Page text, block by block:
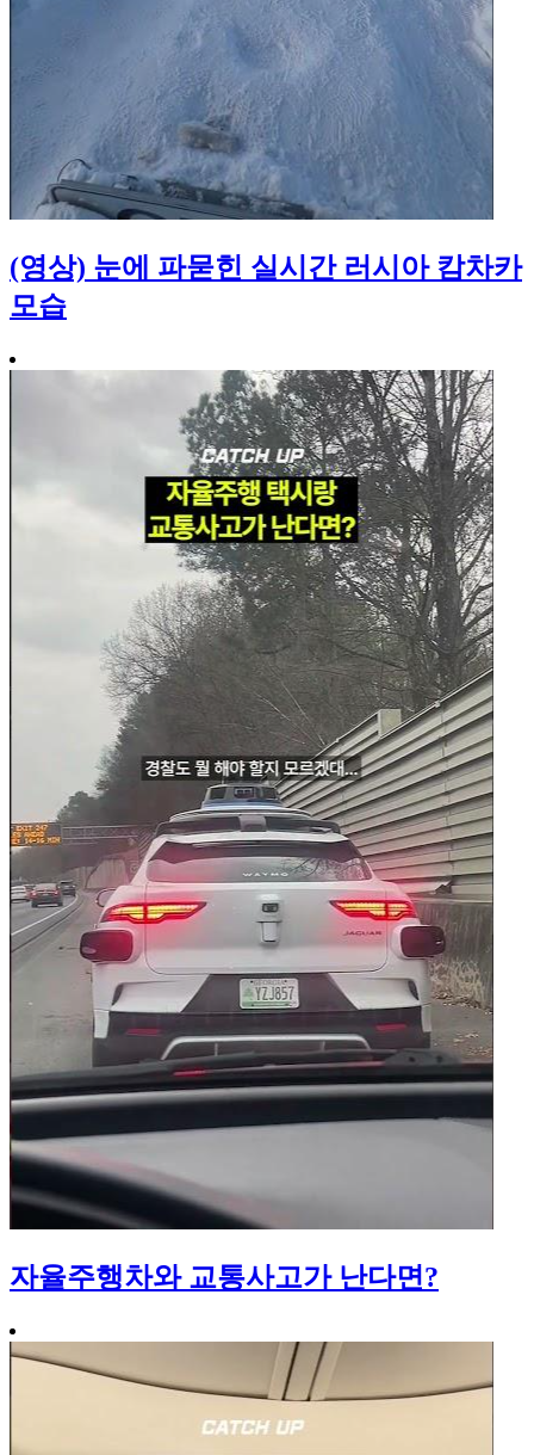
(영상) 눈에 파묻힌 실시간 러시아 캄차카
모습
자율주행차와 교통사고가 난다면?